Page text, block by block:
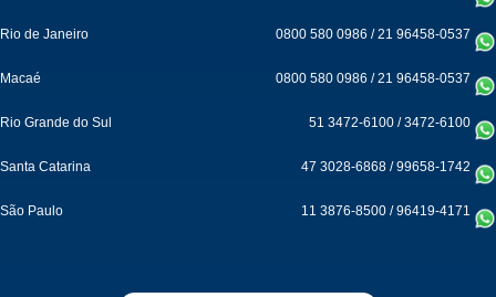
Rio de Janeiro 0800 580 0986 /21 96458-0537
Macaé 0800 580 0986 /21 96458-0537
Rio Grande do Sul 51 3472-6100 /3472-6100
Santa Catarina 47 3028-6868 /99658-1742
São Paulo 11 3876-8500 /96419-4171